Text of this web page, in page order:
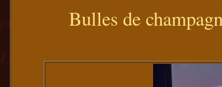
Bulles de